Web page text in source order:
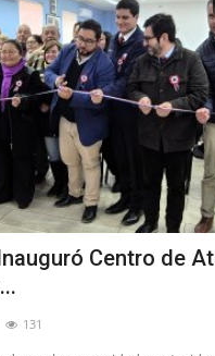
Centro de
131